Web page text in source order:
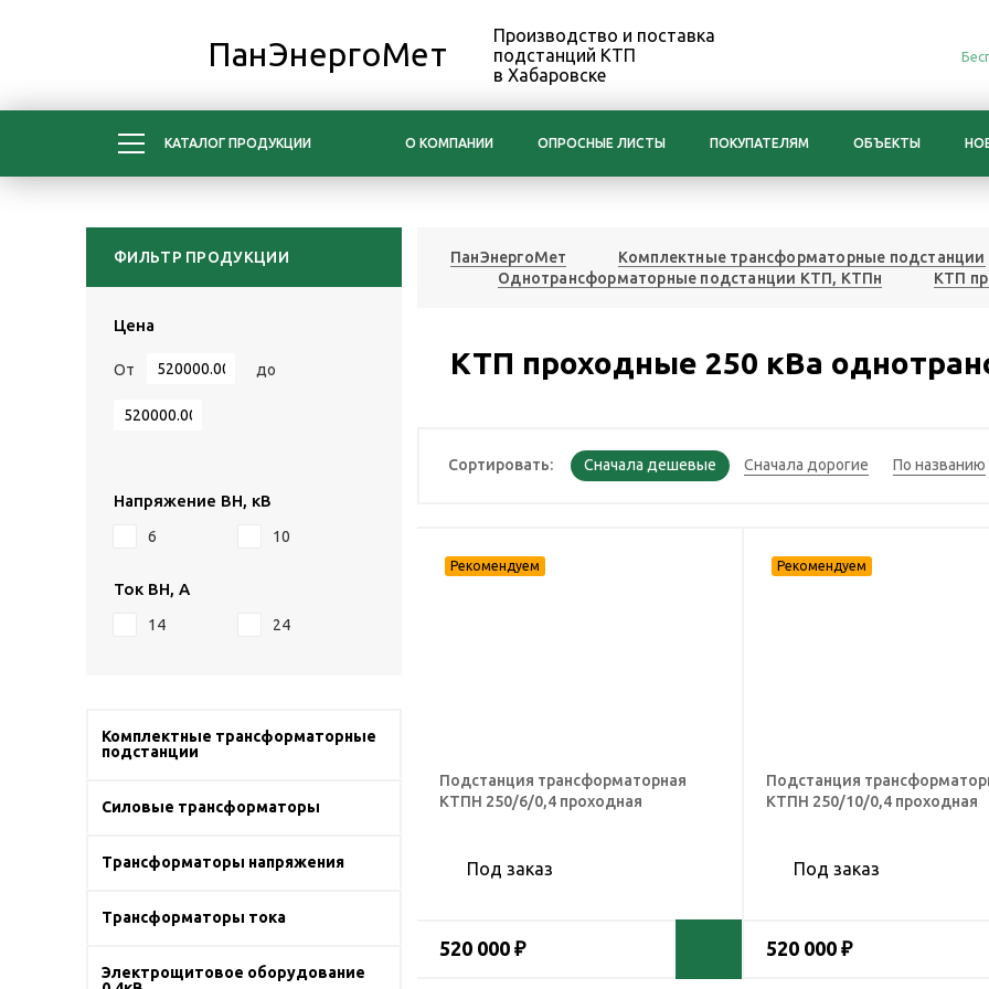
ПанЭнергоМет
Производство и поставка
подстанций КТП
в Хабаровске
КАТАЛОГ ПРОДУКЦИИ О КОМПАНИИ ОПРОСНЫЕ ЛИСТЫ ПОКУПАТЕЛЯМ ОБЪЕКТЫ
ФИЛЬТР ПРОДУКЦИИ
Цена
От до
Напряжение ВН, кВ
6 10
Ток ВН, А
14 24
Комплектные трансформаторные
подстанции
Силовые трансформаторы
Трансформаторы напряжения
Трансформаторы тока
Электрощитовое оборудование
ПанЭнергоМет
Комплектные трансформаторные подстанции
Однотрансформаторные подстанции КТП, КТПн
КТП
КТП проходные 250 кВа
Сортировать:
Подстанция трансформаторная
КТПН 250/6/0,4 проходная
Под заказ
520 000 ₽
Подстанция
КТПН 250/10/0,4 проходная
Под заказ
520 000 ₽